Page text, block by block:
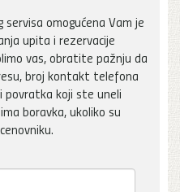
omogućena Vam je
upita i rezervacije
vas, obratite pažnju da
broj kontakt telefona
povratka koji ste uneli
boravka, ukoliko su